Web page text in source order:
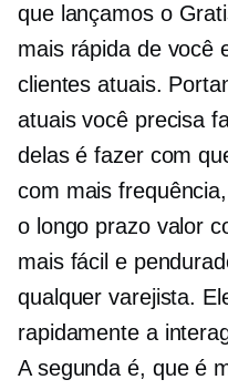
que lançamos o
mais rápida de você
clientes atuais.
atuais você precisa
delas é fazer com
com mais
o longo prazovalor
mais fácil e
qualquer varejista.
rapidamente a
A segunda é, que é